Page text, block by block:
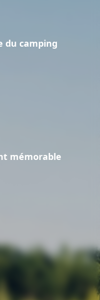
du camping
mémorable